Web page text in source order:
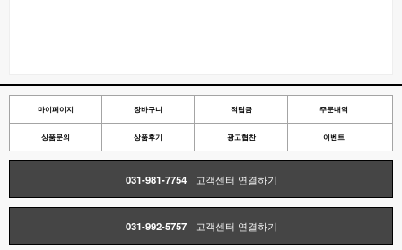
마이페이지 장바구니 적립금 주문내역
상품문의 상품후기 광고협찬 이벤트
031-981-7754 고객센터 연결하기
031-992-5757 고객센터 연결하기